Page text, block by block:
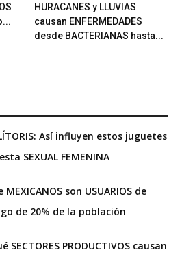
HURACANES y LLUVIAS
causan ENFERMEDADES
desde BACTERIANAS hasta...
Así influyen estos juguetes
SEXUAL FEMENINA
MEXICANOS son USUARIOS de
de 20% de la población
SECTORES PRODUCTIVOS causan